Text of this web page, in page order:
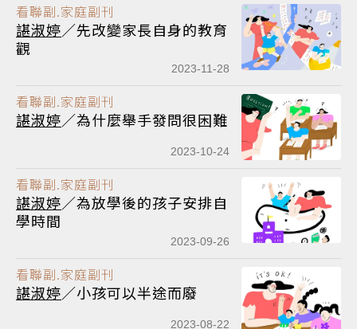
看聯副.家庭副刊
諶淑婷／先改變家長自身的教育
觀
2023-11-28
看聯副.家庭副刊
諶淑婷／為什麼舉手發問很困難
2023-10-24
看聯副.家庭副刊
諶淑婷／為放學後的孩子安排自
學時間
2023-09-26
看聯副.家庭副刊
諶淑婷／小孩可以半途而廢
2023-08-22